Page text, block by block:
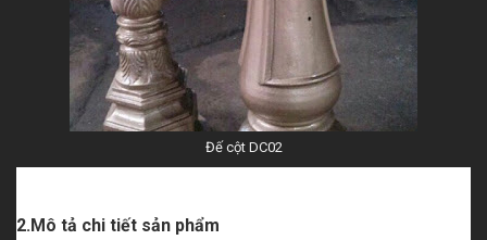
Đế cột DC02
2.Mô tả chi tiết sản phẩm